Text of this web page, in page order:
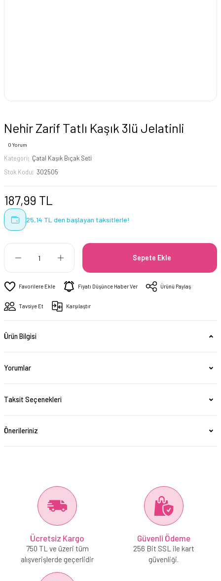
Nehir Zarif Tatlı Kaşık 3lü Jelatinli
0 Yorum
Kategori
Çatal Kaşık Bıçak Seti
Stok Kodu
302505
187,99 TL
25,14 TL den başlayan taksitlerle!
Sepete Ekle
Fiyatı Düşünce Haber Ver Ürünü Paylaş
Tavsiye Et Karşılaştır
Ürün Bilgisi
Yorumlar
Taksit Seçenekleri
Önerileriniz
Ücretsiz Kargo
750 TL ve üzeri tüm
alışverişlerde geçerlidir
Güvenli Ödeme
256 Bit SSL ile kart
güvenliği.